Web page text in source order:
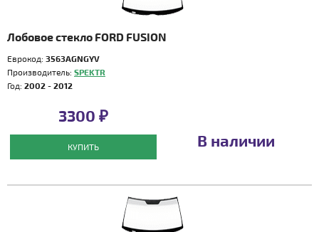
Лобовое стекло FORD FUSION
Еврокод: 3563AGNGYV
Производитель: SPEKTR
Год: 2002 - 2012
3300 ₽
КУПИТЬ В наличии